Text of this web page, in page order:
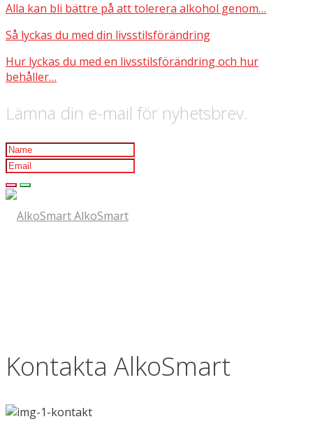
Alla kan bli bättre på att tolerera alkohol genom…
Så lyckas du med din livsstilsförändring
Hur lyckas du med en livsstilsförändring och hur
behåller…
Lämna din e-mail för nyhetsbrev.
AlkoSmart
Kontakta AlkoSmart